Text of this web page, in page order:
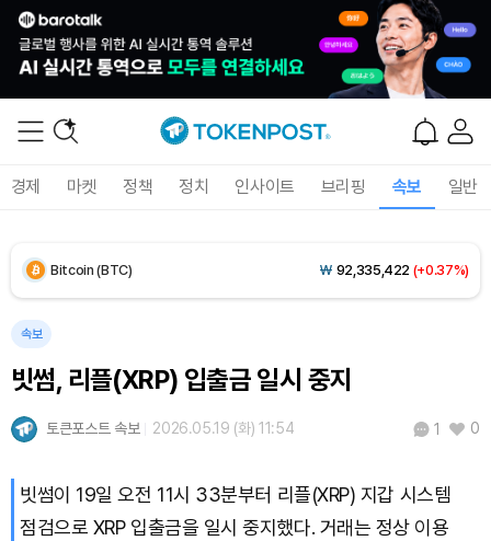
경제 마켓 정책 정치 인사이트 브리핑 속보 일반
Solana (SOL) ₩104,872(+0.59%)
Bitcoin (BTC) ₩ 92,335,422 (+0.37%)
속보
빗썸, 리플(XRP) 입출금 일시 중지
토큰포스트 속보 2026.05.19 (화) 11:54 1 0
빗썸이 19일 오전 11시 33분부터 리플(XRP) 지갑 시스템
점검으로 XRP 입출금을 일시 중지했다. 거래는 정상 이용